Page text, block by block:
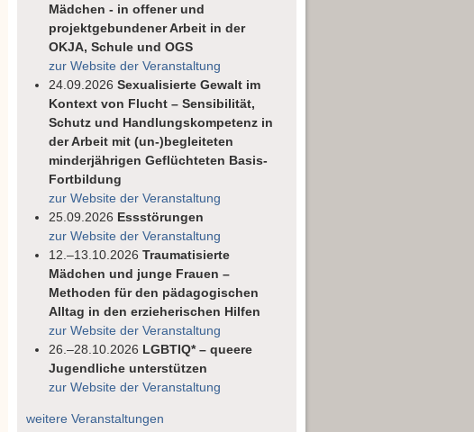
Mädchen - in offener und
projektgebundener Arbeit in der
OKJA, Schule und OGS
zur Website der Veranstaltung
24.09.2026Sexualisierte Gewalt im
Kontext von Flucht – Sensibilität,
Schutz und Handlungskompetenz in
der Arbeit mit (un-)begleiteten
minderjährigen Geflüchteten Basis-
Fortbildung
zur Website der Veranstaltung
25.09.2026 Essstörungen
zur Website der Veranstaltung
12.–13.10.2026Traumatisierte
Mädchen und junge Frauen –
Methoden für den pädagogischen
Alltag in den erzieherischen Hilfen
zur Website der Veranstaltung
26.–28.10.2026 LGBTIQ* – queere
Jugendliche unterstützen
zur Website der Veranstaltung
weitere Veranstaltungen